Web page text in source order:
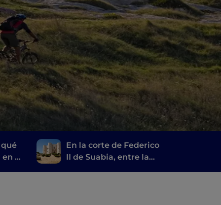
la
En la corte de Federico
II de Suabia, entre la